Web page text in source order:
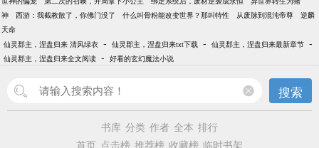
神
西游：我截教散了，你佛门没了 什么叫骨粉能改变世界？那叫特性 从废脉到混沌帝尊
逆麟
天命
仙灵郡主，涅盘归来 清风绿衣 - 仙灵郡主，涅盘归来txt下载 - 仙灵郡主，涅盘归来最新章节 -
仙灵郡主，涅盘归来全文阅读 - 好看的玄幻魔法小说
搜索
书库 分类 作者 全本 排行
首页 点击榜 推荐榜 收藏榜 临时书架